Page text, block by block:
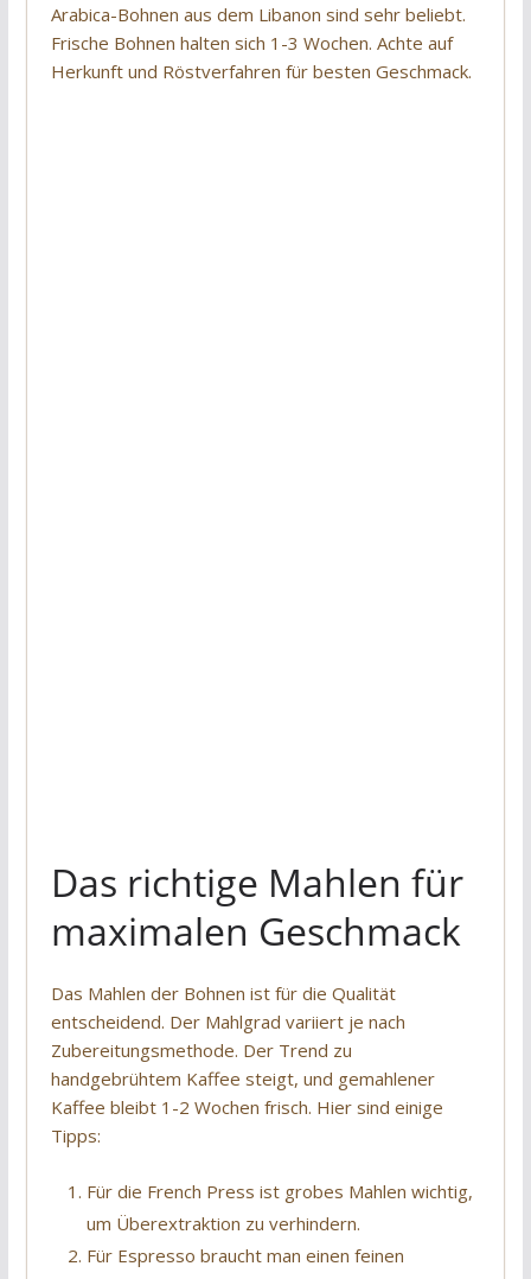
Arabica-Bohnen aus dem Libanon sind sehr beliebt.
Frische Bohnen halten sich 1-3 Wochen. Achte auf
Herkunft und Röstverfahren für besten Geschmack.
Das richtige Mahlen für
maximalen Geschmack
Das Mahlen der Bohnen ist für die Qualität
entscheidend. Der Mahlgrad variiert je nach
Zubereitungsmethode. Der Trend zu
handgebrühtem Kaffee steigt, und gemahlener
Kaffee bleibt 1-2 Wochen frisch. Hier sind einige
Tipps:
Für die French Press ist grobes Mahlen wichtig,
um Überextraktion zu verhindern.
Für Espresso braucht man einen feinen